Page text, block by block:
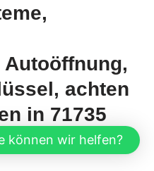
achten
in 71735
können wir helfen?